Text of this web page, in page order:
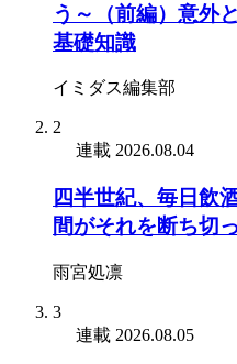
う～（前編）意外
基礎知識
イミダス編集部
2
連載 2026.08.04
四半世紀、毎日飲
間がそれを断ち切
雨宮処凛
3
連載 2026.08.05